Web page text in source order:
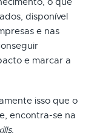
disponível
e nas
e marcar a
isso que o
encontra-se na
.